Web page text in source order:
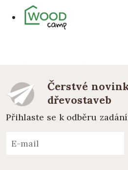
Čerstvé
dřevostaveb
Přihlaste se k odběru